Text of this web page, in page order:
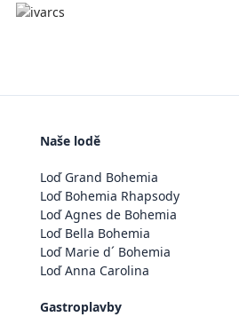
Naše lodě
Loď Grand Bohemia
Loď Bohemia Rhapsody
Loď Agnes de Bohemia
Loď Bella Bohemia
Loď Marie d´ Bohemia
Loď Anna Carolina
Gastroplavby